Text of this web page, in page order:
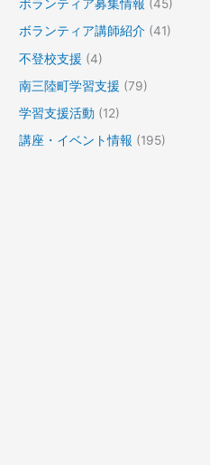
ボランティア募集情報 (45)
ボランティア講師紹介 (41)
不登校支援 (4)
南三陸町学習支援 (79)
学習支援活動 (12)
講座・イベント情報 (195)